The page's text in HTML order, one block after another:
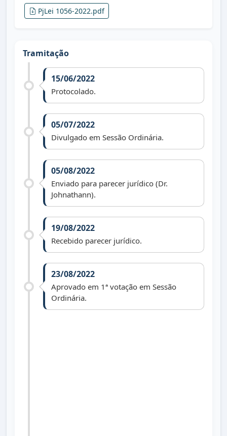
PjLei 1056-2022.pdf
Tramitação
15/06/2022
Protocolado.
05/07/2022
Divulgado em Sessão Ordinária.
05/08/2022
Enviado para parecer jurídico (Dr.
Johnathann).
19/08/2022
Recebido parecer jurídico.
23/08/2022
Aprovado em 1ª votação em Sessão
Ordinária.